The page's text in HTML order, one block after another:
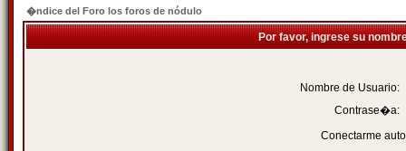
�ndice del Foro los foros de nódulo
Por favor, ingrese su
Nombre de Usuario:
Contrase�a:
Conectarme